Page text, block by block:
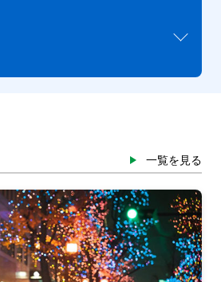
一覧を見る